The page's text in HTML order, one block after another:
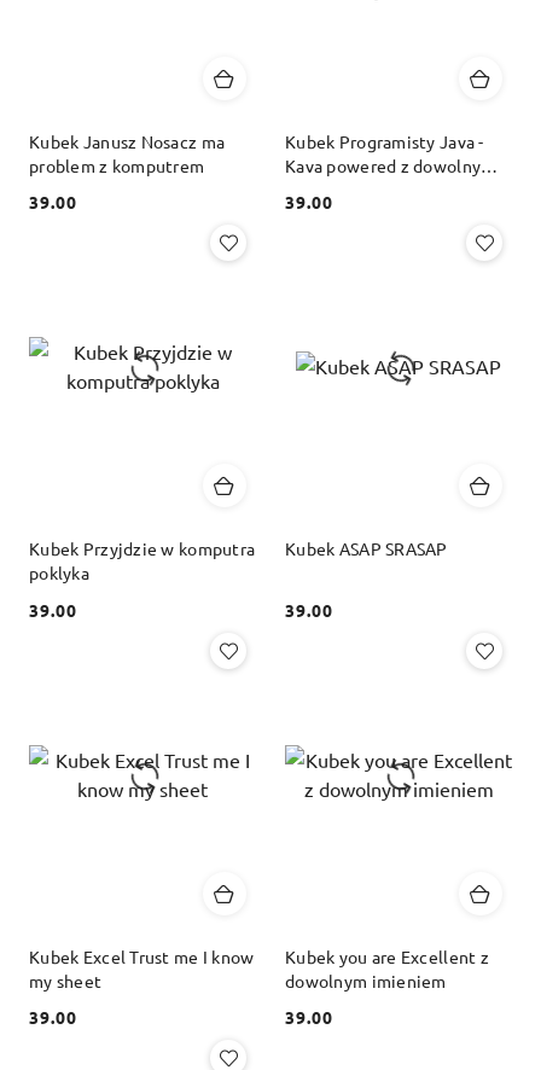
Kubek Janusz Nosacz ma
problem z komputrem
Cena:
39.00
Kubek Programisty Java -
Kava powered z dowolnym
Cena:
39.00
Kubek Przyjdzie w komputra
poklyka
Cena:
39.00
Kubek ASAP SRASAP
Cena:
39.00
Kubek Excel Trust me I know
my sheet
Cena:
39.00
Kubek you are Excellent z
dowolnym imieniem
Cena:
39.00